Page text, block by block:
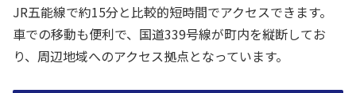
JR五能線で約15分と比較的短時間でアクセスできます。
車での移動も便利で、国道339号線が町内を縦断してお
り、周辺地域へのアクセス拠点となっています。